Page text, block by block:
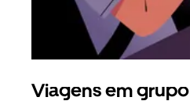
Viagens em grupo